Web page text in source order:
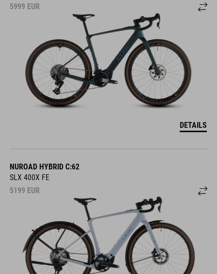
5999 EUR
DETAILS
NUROAD HYBRID C:62
SLX 400X FE
5199 EUR